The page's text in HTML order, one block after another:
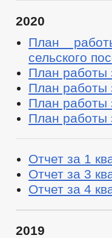
2020
План
сельского
План работы
План работы
План работы
План работы
Отчет за 1
Отчет за 3
Отчет за 4
2019